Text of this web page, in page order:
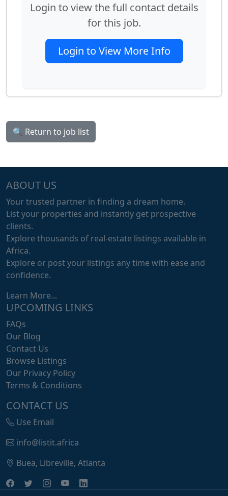
Login to view the full contact details
for this job.
Login to View More Info
🔍 Return to job list
ABOUT US
Your trusted partner in finding a dream home.
List your properties and instantly get prospective
clients.
Explore thousands of real-estate listings available in
Africa.
Explore or post your listings any time with ease and
confidence.
Learn More...
UPCOMING LINKS
FAQs
Our Blog
Contact Us
Browse Listings
Our Privacy Policy
Terms & Conditions
CONTACT US
Use Email
info@listit.africa
Buea, Libreville, Atlanta